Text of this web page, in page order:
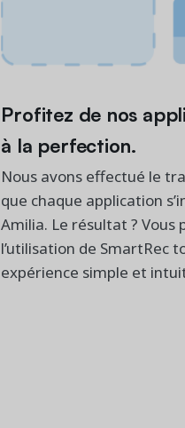
Profitez de nos
à la perfection.
Nous avons effectué le
que chaque application
Amilia. Le résultat ? Vous
l’utilisation de SmartRec
expérience simple et